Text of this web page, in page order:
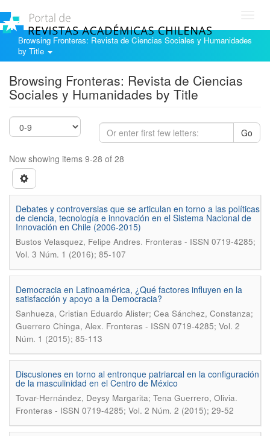
Browsing Fronteras: Revista de Ciencias Sociales y Humanidades
by Title
Browsing Fronteras: Revista de Ciencias
Sociales y Humanidades by Title
Go
Now showing items 9-28 of 28
Debates y controversias que se articulan en torno a las políticas
de ciencia, tecnología e innovación en el Sistema Nacional de
Innovación en Chile (2006-2015)
Bustos Velasquez, Felipe Andres. Fronteras - ISSN 0719-4285;
Vol. 3 Núm. 1 (2016); 85-107
Democracia en Latinoamérica, ¿Qué factores influyen en la
satisfacción y apoyo a la Democracia?
Sanhueza, Cristian Eduardo Alister; Cea Sánchez, Constanza;
Guerrero Chinga, Alex. Fronteras - ISSN 0719-4285; Vol. 2
Núm. 1 (2015); 85-113
Discusiones en torno al entronque patriarcal en la configuración
de la masculinidad en el Centro de México
Tovar-Hernández, Deysy Margarita; Tena Guerrero, Olivia.
Fronteras - ISSN 0719-4285; Vol. 2 Núm. 2 (2015); 29-52